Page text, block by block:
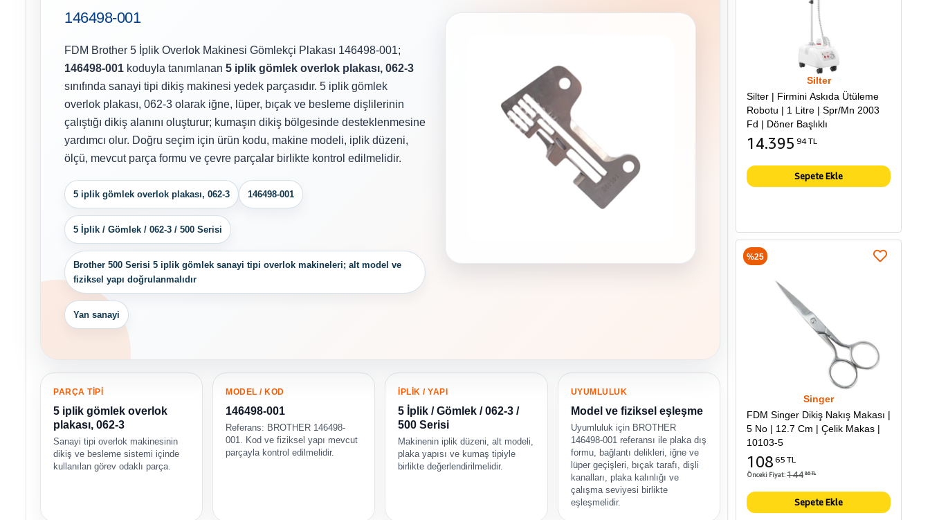
146498-001
FDM Brother 5 İplik Overlok Makinesi Gömlekçi Plakası 146498-001;
146498-001 koduyla tanımlanan 5 iplik gömlek overlok plakası, 062-3
sınıfında sanayi tipi dikiş makinesi yedek parçasıdır. 5 iplik gömlek
overlok plakası, 062-3 olarak iğne, lüper, bıçak ve besleme dişlilerinin
çalıştığı dikiş alanını oluşturur; kumaşın dikiş bölgesinde desteklenmesine
yardımcı olur. Doğru seçim için ürün kodu, makine modeli, iplik düzeni,
ölçü, mevcut parça formu ve çevre parçalar birlikte kontrol edilmelidir.
5 iplik gömlek overlok plakası, 062-3 146498-001
5 İplik / Gömlek / 062-3 / 500 Serisi
Brother 500 Serisi 5 iplik gömlek sanayi tipi overlok makineleri; alt model ve
fiziksel yapı doğrulanmalıdır
Yan sanayi
PARÇA TİPİ
5 iplik gömlek overlok
plakası, 062-3
Sanayi tipi overlok makinesinin
dikiş ve besleme sistemi içinde
kullanılan görev odaklı parça.
MODEL / KOD
146498-001
Referans: BROTHER 146498-
001. Kod ve fiziksel yapı mevcut
parçayla kontrol edilmelidir.
İPLİK / YAPI
5 İplik / Gömlek / 062-3 /
500 Serisi
Makinenin iplik düzeni, alt modeli,
plaka yapısı ve kumaş tipiyle
birlikte değerlendirilmelidir.
UYUMLULUK
Model ve fiziksel eşleşme
Uyumluluk için BROTHER
146498-001 referansı ile plaka dış
formu, bağlantı delikleri, iğne ve
lüper geçişleri, bıçak tarafı, dişli
kanalları, plaka kalınlığı ve
çalışma seviyesi birlikte
eşleşmelidir.
Silter
Silter | Firmini Askıda Ütüleme
Robotu | 1 Litre | Spr/Mn 2003
Fd | Döner Başlıklı
14.395 94 TL
Sepete Ekle
Singer
FDM Singer Dikiş Nakış Makası |
5 No | 12.7 Cm | Çelik Makas |
10103-5
108 65 TL
Önceki Fiyat:144 86 TL
Sepete Ekle
%25